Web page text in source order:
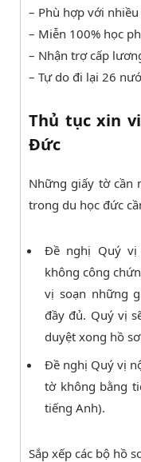
– Phù hợp với
– Miễn 100% học
– Nhận trợ cấp
– Tự do đi lại 26
Thủ tục xin
Đức
Những giấy tờ cần
trong du học đức
Đề nghị Quý vị
không công
vị soạn những
đầy đủ. Quý vị
duyệt xong hồ
Đề nghị Quý vị
tờ không bằng
tiếng Anh).
Sắp xếp các bộ hồ